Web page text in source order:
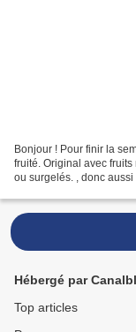
Bonjour ! Pour finir la
fruité. Original avec
ou surgelés. , donc
Hébergé par
Top articles